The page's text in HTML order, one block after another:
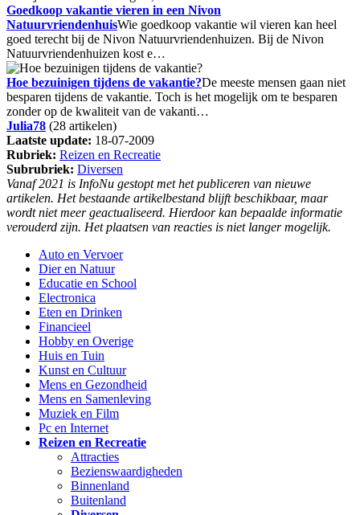
Goedkoop vakantie vieren in een Nivon
NatuurvriendenhuisWie goedkoop vakantie wil vieren kan heel
goed terecht bij de Nivon Natuurvriendenhuizen. Bij de Nivon
Natuurvriendenhuizen kost e…
Hoe bezuinigen tijdens de vakantie?De meeste mensen gaan niet
besparen tijdens de vakantie. Toch is het mogelijk om te besparen
zonder op de kwaliteit van de vakanti…
Julia78 (28 artikelen)
Laatste update: 18-07-2009
Rubriek: Reizen en Recreatie
Subrubriek: Diversen
Vanaf 2021 is InfoNu gestopt met het publiceren van nieuwe
artikelen. Het bestaande artikelbestand blijft beschikbaar, maar
wordt niet meer geactualiseerd. Hierdoor kan bepaalde informatie
verouderd zijn. Het plaatsen van reacties is niet langer mogelijk.
Auto en Vervoer
Dier en Natuur
Educatie en School
Electronica
Eten en Drinken
Financieel
Hobby en Overige
Huis en Tuin
Kunst en Cultuur
Mens en Gezondheid
Mens en Samenleving
Muziek en Film
Pc en Internet
Reizen en Recreatie
Attracties
Bezienswaardigheden
Binnenland
Buitenland